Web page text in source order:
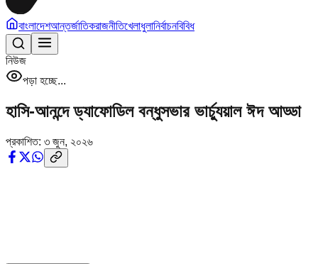
বাংলাদেশআন্তর্জাতিকরাজনীতিখেলাধুলানির্বাচনবিবিধ
নিউজ
পড়া হচ্ছে...
হাসি-আনন্দে ড্যাফোডিল বন্ধুসভার ভার্চ্যুয়াল ঈদ আড্ডা
প্রকাশিত: ৩ জুন, ২০২৬